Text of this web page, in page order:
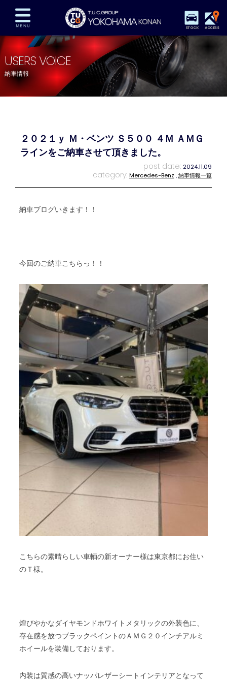
STOCK ACCESS
在庫車両情報 保証&サービス パーツリスト
TUCとは？ 店舗情報 アクセスマップ
全国納車 特別作業 注文販売
プライバシーポリシー スタッフblog
USERS VOICE
納車情報
２０２１ｙ Ｍ・ベンツ Ｓ５００ ４Ｍ ＡＭＧ
ラインをご納車させて頂きました。
post date: 2024.11.09
category: Mercedes-Benz ,納車情報一覧
納車ブログいきます！！
今回のご納車こちらっ！！
こちらの素晴らしい車輌の新オーナー様は東京都にお住い
のＴ様。
煌びやかなダイヤモンドホワイトメタリックの外装色に、
存在感を放つブラックペイントのＡＭＧ２０インチアルミ
ホイールを装備しております。
内装は質感の高いナッパレザーシートインテリアとなって